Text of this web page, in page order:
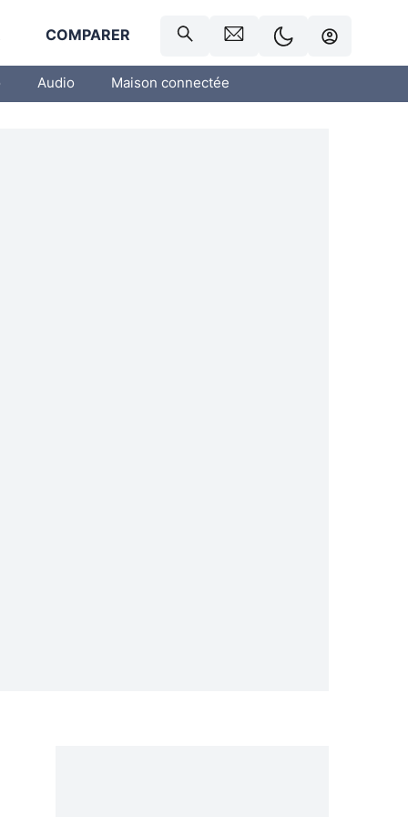
COMPARER
Audio Maison connectée